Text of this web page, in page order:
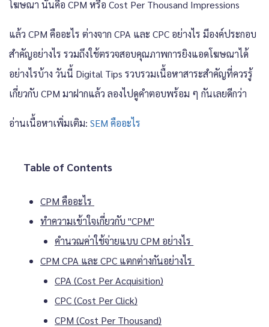
โฆษณา นั่นคือ CPM หรือ Cost Per Thousand Impressions
แล้ว CPM คืออะไร ต่างจาก CPA และ CPC อย่างไร มีองค์ประกอบ
สำคัญอย่างไร รวมถึงใช้ตรวจสอบคุณภาพการยิงแอดโฆษณาได้
อย่างไรบ้าง วันนี้ Digital Tips รวบรวมเนื้อหาสาระสำคัญที่ควรรู้
เกี่ยวกับ CPM มาฝากแล้ว ลองไปดูคำตอบพร้อม ๆ กันเลยดีกว่า
อ่านเนื้อหาเพิ่มเติม: SEM คืออะไร
Table of Contents
CPM คืออะไร
ทำความเข้าใจเกี่ยวกับ "CPM"
คำนวณค่าใช้จ่ายแบบ CPM อย่างไร
CPM CPA และ CPC แตกต่างกันอย่างไร
CPA (Cost Per Acquisition)
CPC (Cost Per Click)
CPM (Cost Per Thousand)